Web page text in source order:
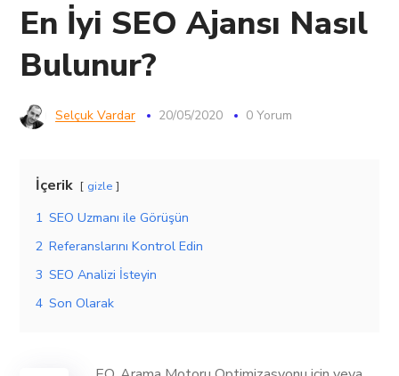
En İyi SEO Ajansı Nasıl
Bulunur?
Selçuk Vardar 20/05/2020 0 Yorum
İçerik gizle
1 SEO Uzmanı ile Görüşün
2 Referanslarını Kontrol Edin
3 SEO Analizi İsteyin
4 Son Olarak